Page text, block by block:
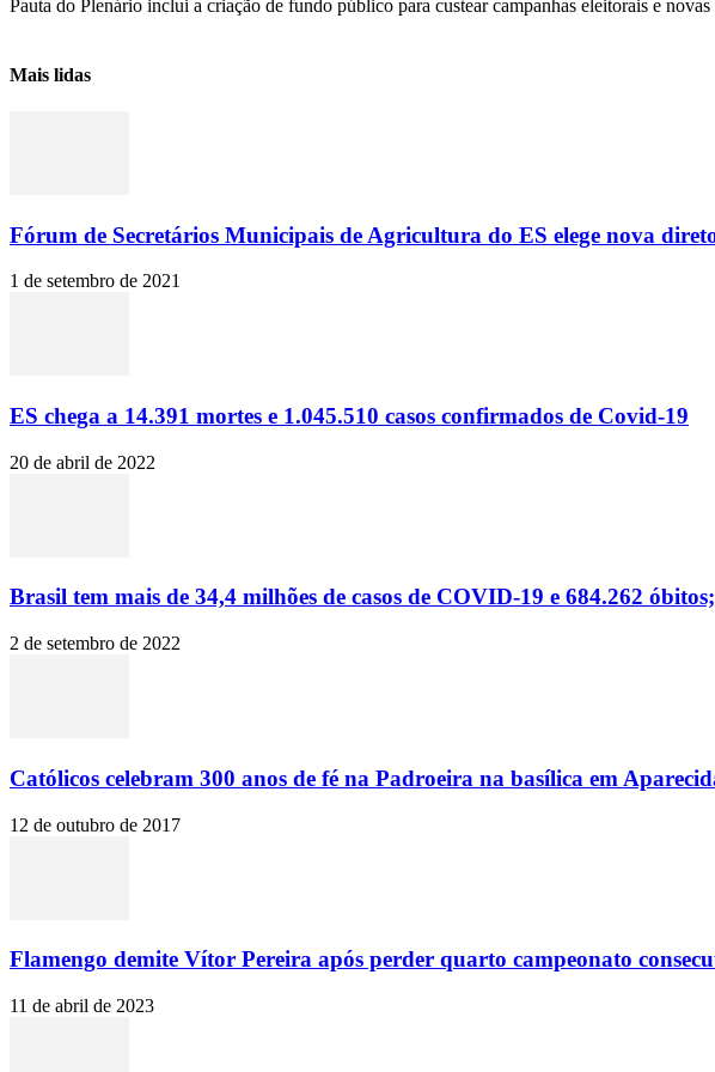
Pauta do Plenário inclui a criação de fundo público para custear campanhas eleitorais e
Mais lidas
Fórum de Secretários Municipais de Agricultura do ES elege nova
1 de setembro de 2021
ES chega a 14.391 mortes e 1.045.510 casos confirmados de Covid-19
20 de abril de 2022
Brasil tem mais de 34,4 milhões de casos de COVID-19 e 684.262
2 de setembro de 2022
Católicos celebram 300 anos de fé na Padroeira na basílica em
12 de outubro de 2017
Flamengo demite Vítor Pereira após perder quarto campeonato
11 de abril de 2023